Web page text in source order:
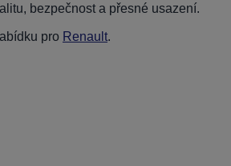
bezpečnost a přesné usazení.
pro Renault.